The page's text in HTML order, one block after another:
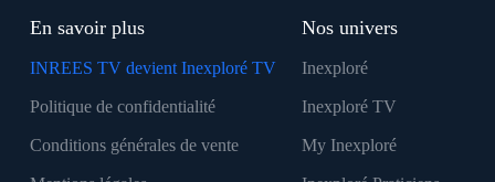
En savoir plus
INREES TV devient Inexploré TV
Politique de confidentialité
Conditions générales de vente
Nos univers
Inexploré
Inexploré TV
My Inexploré